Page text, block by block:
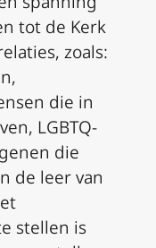
tot de Kerk
zoals:
die in
LGBTQ-
die
de leer van
stellen is